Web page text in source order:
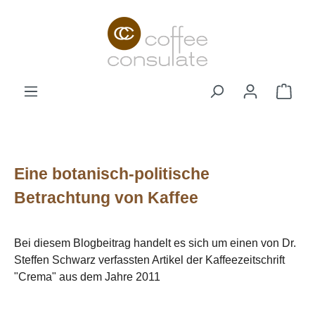
Zum Hauptinhalt springen
Eine botanisch-politische
Betrachtung von Kaffee
Bei diesem Blogbeitrag handelt es sich um einen von Dr.
Steffen Schwarz verfassten Artikel der Kaffeezeitschrift
"Crema" aus dem Jahre 2011